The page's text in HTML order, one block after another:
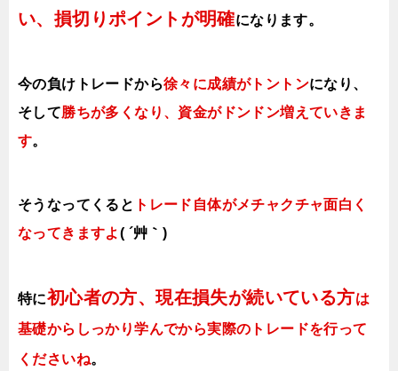
い、損切りポイントが明確になります。
今の負けトレードから徐々に成績がトントンになり、
そして勝ちが多くなり、資金がドンドン増えていきま
す。
そうなってくると トレード自体がメチャクチャ面白く
なってきますよ ( ´艸｀)
特に初心者の方、現在損失が続いている方は
基礎からしっかり学んでから実際のトレードを行って
くださいね。